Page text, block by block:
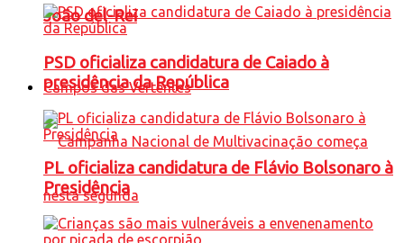
João del-Rei
Campos das Vertentes
PSD oficializa candidatura de Caiado à
presidência da República
PL oficializa candidatura de Flávio Bolsonaro à
Presidência